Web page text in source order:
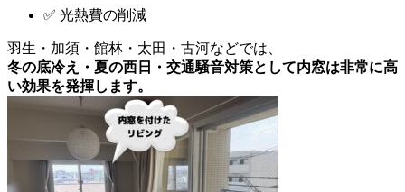
✅ 光熱費の削減
羽生・加須・館林・太田・古河などでは、
冬の底冷え・夏の西日・交通騒音対策として内窓は非常に高
い効果を発揮します。